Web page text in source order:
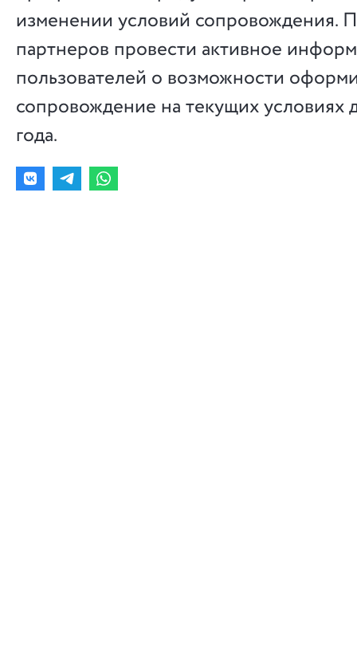
изменении условий сопровождения.
партнеров провести активное
пользователей о возможности
сопровождение на текущих условиях
года.